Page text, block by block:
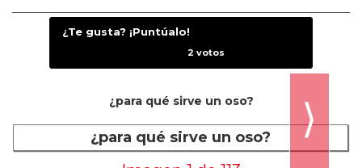
festival tras la noticia de su muy anticipado
nuevo álbum ‘Virgin’. Ella se presentó por
última vez en 2022 y ya ha insinuado que
Categorías: